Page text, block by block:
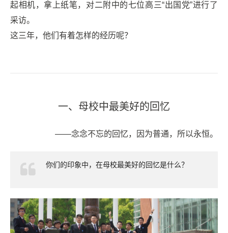
起相机，拿上纸笔，对二附中的七位高三“出国党”进行了
采访。
这三年，他们有着怎样的经历呢？
一、母校中最美好的回忆
——念念不忘的回忆，因为普通，所以永恒。
你们的印象中，在母校最美好的回忆是什么？